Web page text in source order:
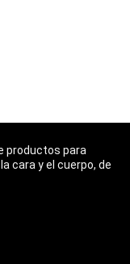
productos para
cara y el cuerpo, de